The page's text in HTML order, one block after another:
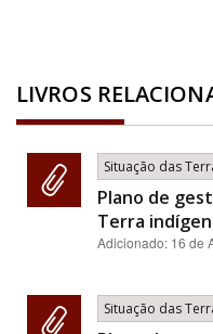
LIVROS
Situação das
Plano de
Terra
Adicionado: 16 de
Situação das